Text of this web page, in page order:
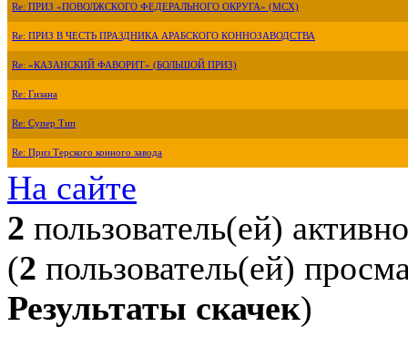
Re: ПРИЗ «ПОВОЛЖСКОГО ФЕДЕРАЛЬНОГО ОКРУГА» (МСХ)
Re: ПРИЗ В ЧЕСТЬ ПРАЗДНИКА АРАБСКОГО КОННОЗАВОДСТВА
Re: «КАЗАНСКИЙ ФАВОРИТ» (БОЛЬШОЙ ПРИЗ)
Re: Гизана
Re: Супер Тип
Re: Приз Терского конного завода
На сайте
2 пользователь(ей) активно
(2 пользователь(ей)
Результаты скачек)